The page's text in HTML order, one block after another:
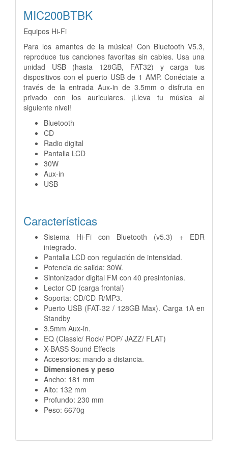
MIC200BTBK
Equipos Hi-Fi
Para los amantes de la música! Con Bluetooth V5.3,
reproduce tus canciones favoritas sin cables. Usa una
unidad USB (hasta 128GB, FAT32) y carga tus
dispositivos con el puerto USBde 1 AMP. Conéctate a
través de la entrada Aux-in de 3.5mm o disfruta en
privado con los auriculares. ¡Lleva tu música al
siguiente nivel!
Bluetooth
CD
Radio digital
Pantalla LCD
30W
Aux-in
USB
Características
Sistema Hi-Fi con Bluetooth (v5.3) + EDR
integrado.
Pantalla LCD con regulación de intensidad.
Potencia de salida: 30W.
Sintonizador digital FM con 40 presintonías.
Lector CD (carga frontal)
Soporta: CD/CD-R/MP3.
Puerto USB (FAT-32 / 128GB Max). Carga 1A en
Standby
3.5mm Aux-in.
EQ (Classic/ Rock/ POP/ JAZZ/ FLAT)
X-BASS Sound Effects
Accesorios: mando a distancia.
Dimensiones y peso
Ancho: 181 mm
Alto: 132 mm
Profundo: 230 mm
Peso: 6670g